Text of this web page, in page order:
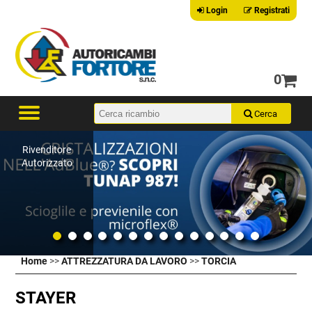
Login Registrati
0
Rivenditore
Autorizzato
Home >>ATTREZZATURA DA LAVORO >>TORCIA
STAYER